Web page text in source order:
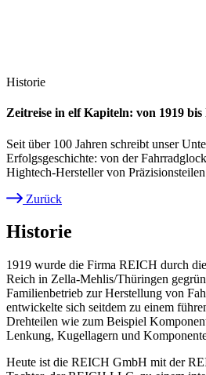
Historie
Zeitreise in elf Kapiteln: von 1919 bis
Seit über 100 Jahren schreibt unser
Erfolgsgeschichte: von der
Hightech-Hersteller von
Zurück
Historie
1919 wurde die Firma REICH durch
Reich in Zella-Mehlis/Thüringen
Familienbetrieb zur Herstellung von
entwickelte sich seitdem zu einem
Drehteilen wie zum Beispiel
Lenkung, Kugellagern und
Heute ist die REICH GmbH mit der